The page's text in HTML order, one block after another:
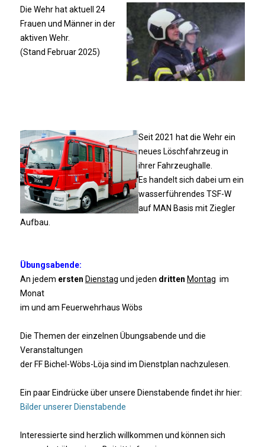
Die Wehr hat aktuell 24
Frauen und Männer in der
aktiven Wehr.
(Stand Februar 2025)
Seit 2021 hat die Wehr ein
neues Löschfahrzeug in
ihrer Fahrzeughalle.
Es handelt sich dabei um ein
wasserführendes TSF-W
auf MAN Basis mit Ziegler
Aufbau.
Übungsabende:
An jedem ersten Dienstag und jeden dritten Montag im
Monat
im und am Feuerwehrhaus Wöbs
Die Themen der einzelnen Übungsabende und die
Veranstaltungen
der FF Bichel-Wöbs-Löja sind im Dienstplan nachzulesen.
Ein paar Eindrücke über unsere Dienstabende findet ihr hier:
Bilder unserer Dienstabende
Interessierte sind herzlich willkommen und können sich